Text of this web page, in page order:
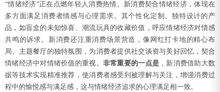
“情绪经济”正在点燃年轻人消费热情。新消费契合情绪经济，体现在
多方面满足消费者情感与心理需求。其个性化定制、独特设计的产
品，如盲盒的未知惊喜、潮流玩具的收藏价值，呼应情绪经济对情感
共鸣的诉求。新消费还注重消费场景营造，像网红打卡地的精心布
局、主题餐厅的独特氛围，为消费者提供社交谈资与美好回忆，契合
情绪经济中对情绪价值的重视。 非常重要的一点是 ，新消费借助大数
据等技术实现精准推荐，使消费者感受到被理解与关注，增强消费过
程中的愉悦感与满足感，这与情绪经济追求的心理满足相一致。